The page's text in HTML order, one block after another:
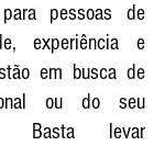
pessoas de
experiência e
em busca de
ou do seu
Basta levar